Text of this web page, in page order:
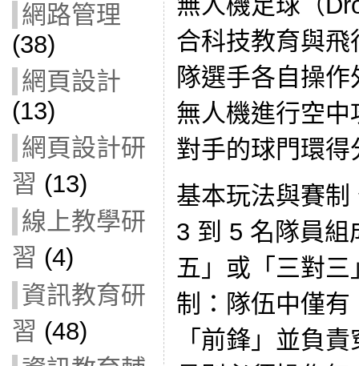
網路管理
(38)
網頁設計
(13)
網頁設計研
習 (13)
線上教學研
習 (4)
資訊教育研
習 (48)
合科技教育與
隊選手各自操
無人機進行空
對手的球門環得
基本玩法與賽
3 到 5 名隊員組
五」或「三對
制：隊伍中僅
「前鋒」並負